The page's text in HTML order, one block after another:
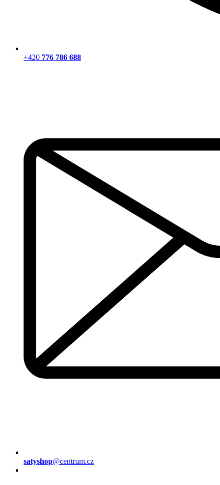
+420 776 786 688
satyshop@centrum.cz